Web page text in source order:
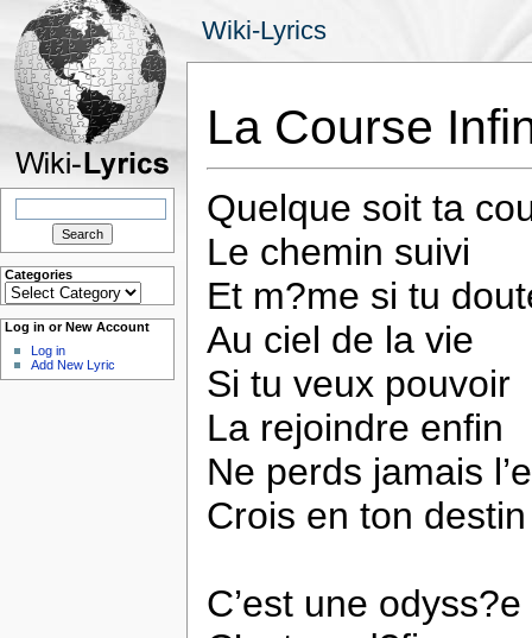
Wiki-Lyrics
Search
Categories
Categories
Log in or New Account
Log in
Add New Lyric
La Course
Quelque soit ta
Le chemin suivi
Et m?me si tu
Au ciel de la vie
Si tu veux pouvoir
La rejoindre enfin
Ne perds jamais
Crois en ton destin
C’est une odyss?e